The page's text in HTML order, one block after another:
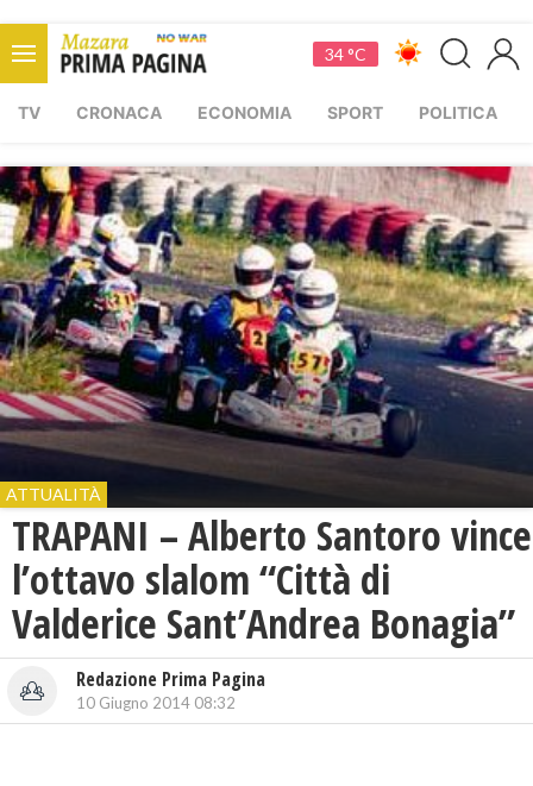
34 °C
TV CRONACA ECONOMIA SPORT POLITICA
ATTUALITÀ
TRAPANI – Alberto Santoro vince
l’ottavo slalom “Città di
Valderice Sant’Andrea Bonagia”
Redazione Prima Pagina
10 Giugno 2014 08:32